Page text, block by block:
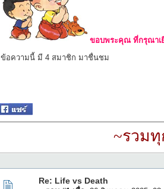
ขอบพระคุณ ที่กรุณาเ
ข้อความนี้ มี 4 สมาชิก มาชื่นชม
~รวมทุ
Re: Life vs Death